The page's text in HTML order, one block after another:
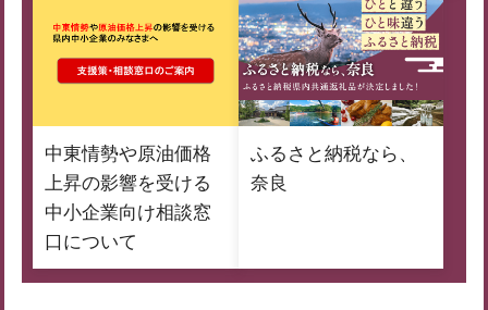
中東情勢や原油価格
上昇の影響を受ける
中小企業向け相談窓
口について
ふるさと納税なら、
奈良